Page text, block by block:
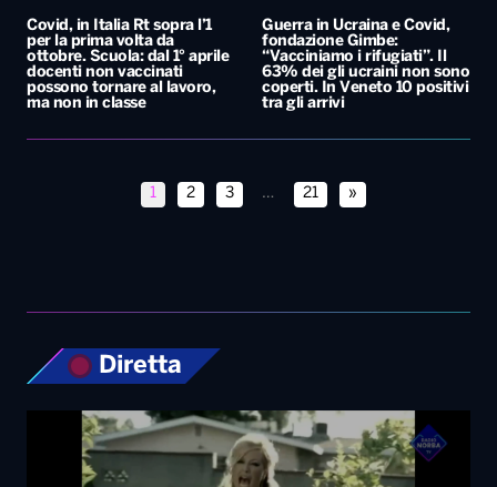
Covid, in Italia Rt sopra l’1
per la prima volta da
ottobre. Scuola: dal 1° aprile
docenti non vaccinati
possono tornare al lavoro,
ma non in classe
Guerra in Ucraina e Covid,
fondazione Gimbe:
“Vacciniamo i rifugiati”. Il
63% dei gli ucraini non sono
coperti. In Veneto 10 positivi
tra gli arrivi
1 2 3 … 21 »
Diretta